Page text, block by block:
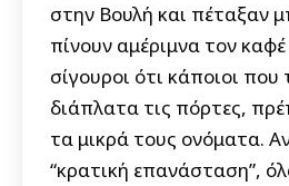
στην Βουλή και πέταξαν
πίνουν αμέριμνα τον
σίγουροι ότι κάποιοι που
διάπλατα τις πόρτες,
τα μικρά τους ονόματα. Αν
“κρατική επανάσταση”,